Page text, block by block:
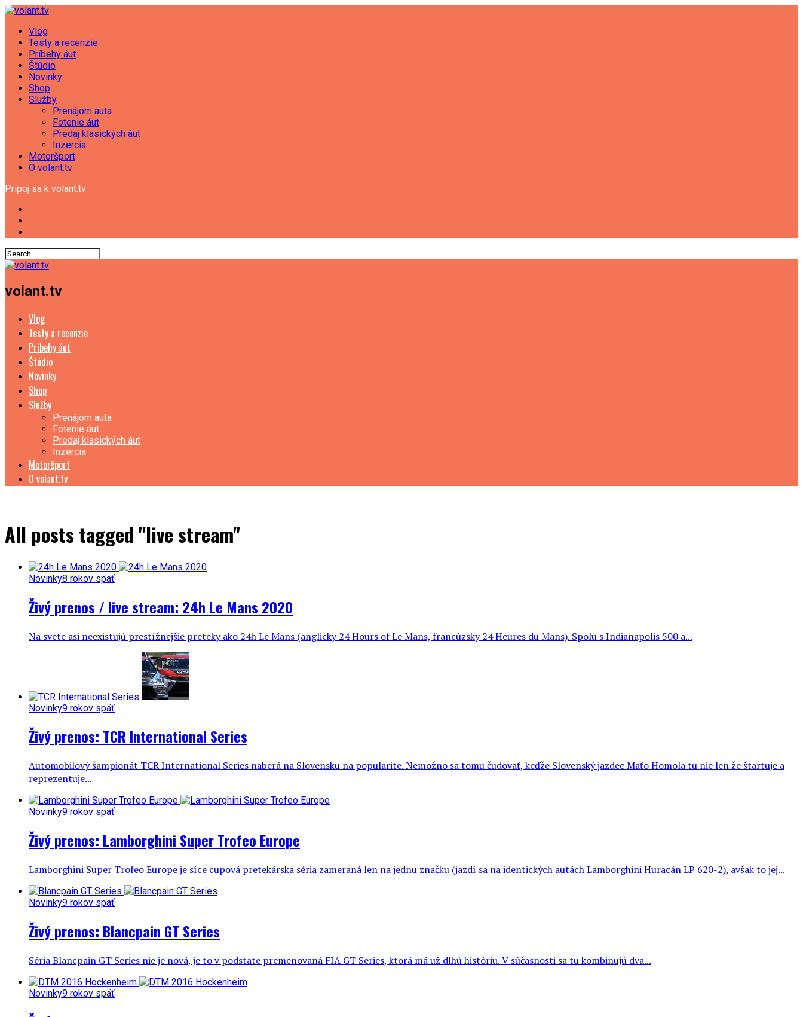
Vlog
Testy a recenzie
Príbehy áut
Štúdio
Novinky
Shop
Služby
Prenájom auta
Fotenie áut
Predaj klasických áut
Inzercia
Motoršport
O volant.tv
Pripoj sa k volant.tv
volant.tv
Vlog
Testy a recenzie
Príbehy áut
Štúdio
Novinky
Shop
Služby
Prenájom auta
Fotenie áut
Predaj klasických áut
Inzercia
Motoršport
O volant.tv
All posts tagged "live stream"
Novinky8 rokov späť
Živý prenos / live stream: 24h Le Mans 2020
Na svete asi neexistujú prestížnejšie preteky ako 24h Le Mans (anglicky 24 Hours of Le Mans, francúzsky 24 Heures du Mans). Spolu s Indianapolis 500 a...
Novinky9 rokov späť
Živý prenos: TCR International Series
Automobilový šampionát TCR International Series naberá na Slovensku na popularite. Nemožno sa tomu čudovať, keďže Slovenský jazdec Maťo Homola tu nie len že štartuje a
reprezentuje...
Novinky9 rokov späť
Živý prenos: Lamborghini Super Trofeo Europe
Lamborghini Super Trofeo Europe je síce cupová pretekárska séria zameraná len na jednu značku (jazdí sa na identických autách Lamborghini Huracán LP 620-2), avšak to jej...
Novinky9 rokov späť
Živý prenos: Blancpain GT Series
Séria Blancpain GT Series nie je nová, je to v podstate premenovaná FIA GT Series, ktorá má už dlhú históriu. V súčasnosti sa tu kombinujú dva...
Novinky9 rokov späť